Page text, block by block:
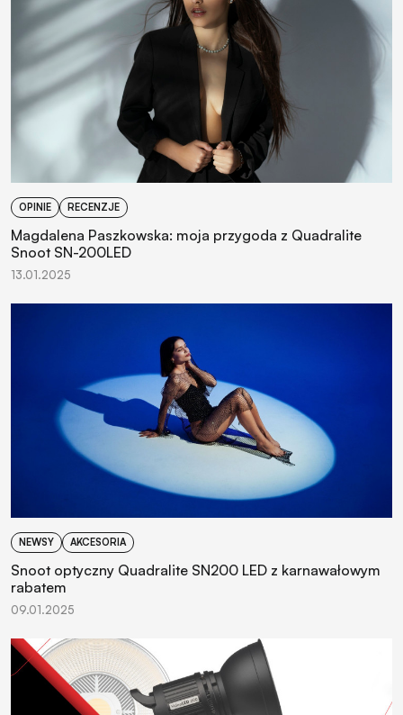
OPINIE RECENZJE
Magdalena Paszkowska: moja przygoda z Quadralite
Snoot SN-200LED
13.01.2025
NEWSY AKCESORIA
Snoot optyczny Quadralite SN200 LED z karnawałowym
rabatem
09.01.2025